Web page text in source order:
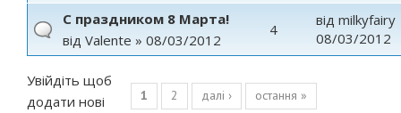
С праздником 8 Марта!
від Valente » 08/03/2012
4
від milkyfairy
08/03/2012
Увійдіть щоб
додати нові
Сторінки
1 2 далі › остання »